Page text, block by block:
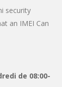
security
an IMEI Can
de 08:00-